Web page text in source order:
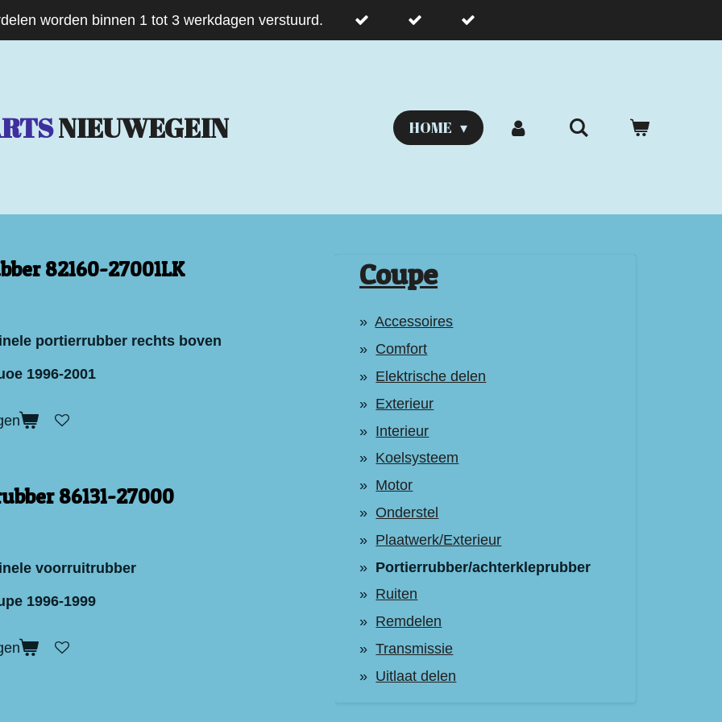
worden binnen 1 tot 3 werkdagen verstuurd.
NIEUWEGEIN HOME
82160-27001LK
portierrubber rechts boven
1996-2001
86131-27000
voorruitrubber
1996-1999
Coupe
Accessoires
Comfort
Elektrische delen
Exterieur
Interieur
Koelsysteem
Motor
Onderstel
Plaatwerk/Exterieur
Portierrubber/achterkleprubber
Ruiten
Remdelen
Transmissie
Uitlaat delen